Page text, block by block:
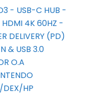
- USB-C HUB -
HDMI 4K 60HZ -
DELIVERY (PD)
& USB 3.0
O.A
DEX/HP